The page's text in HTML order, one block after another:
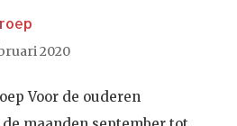
2020
Voor de ouderen